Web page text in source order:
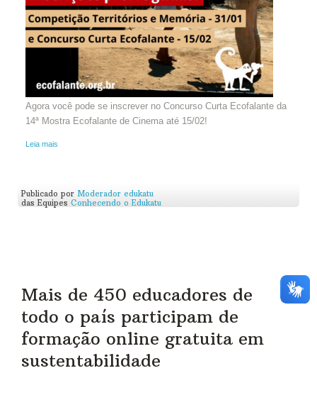
Agora você pode se inscrever no Concurso Curta Ecofalante da
14ª Mostra Ecofalante de Cinema até 15/02!
Leia mais
Publicado por Moderador edukatu
das Equipes Conhecendo o Edukatu
Mais de 450 educadores de
todo o país participam de
formação online gratuita em
sustentabilidade